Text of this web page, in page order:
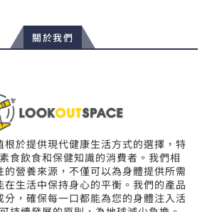
關於我們
根於提供現代健康生活方式的選擇，特
食飲食和保健知識的消費者。我們相
的營養來源，不僅可以為身體提供所需
在生活中保持身心的平衡。我們的產品
分，確保每一口都能為您的身體注入活